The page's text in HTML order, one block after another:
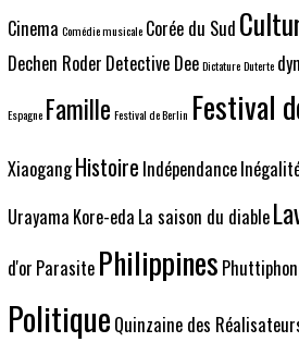
Cinema Comédie musicale Corée du Sud
Dechen Roder Detective Dee Dictature Duterte
Espagne Famille Festival de Berlin Festival
XiaogangHistoire Indépendance
Urayama Kore-eda La saison du diable
d'or Parasite Philippines
Politique Quinzaine des